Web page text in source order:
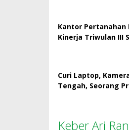
Kantor Pertanahan
Kinerja Triwulan III
Curi Laptop,
Tengah, Seorang
Keber Ari